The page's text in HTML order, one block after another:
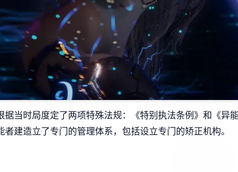
当时局度定了两项特殊法规：《特别执法条例》和《异
建造立了专门的管理体系，包括设立专门的矫正机构。